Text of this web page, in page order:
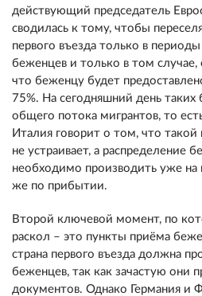
действующий председатель
сводилась к тому, чтобы
первого въезда только в
беженцев и только в том случае,
что беженцу будет
75%. На сегодняшний день таких
общего потока мигрантов, то
Италия говорит о том, что такой
не устраивает, а распределение
необходимо производить уже на
же по прибытии.
Второй ключевой момент, по
раскол – это пункты приёма
страна первого въезда должна
беженцев, так как зачастую они
документов. Однако Германия и